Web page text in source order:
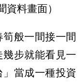
料畫面）
般一間接一間
步就能看見一
當成一種投資